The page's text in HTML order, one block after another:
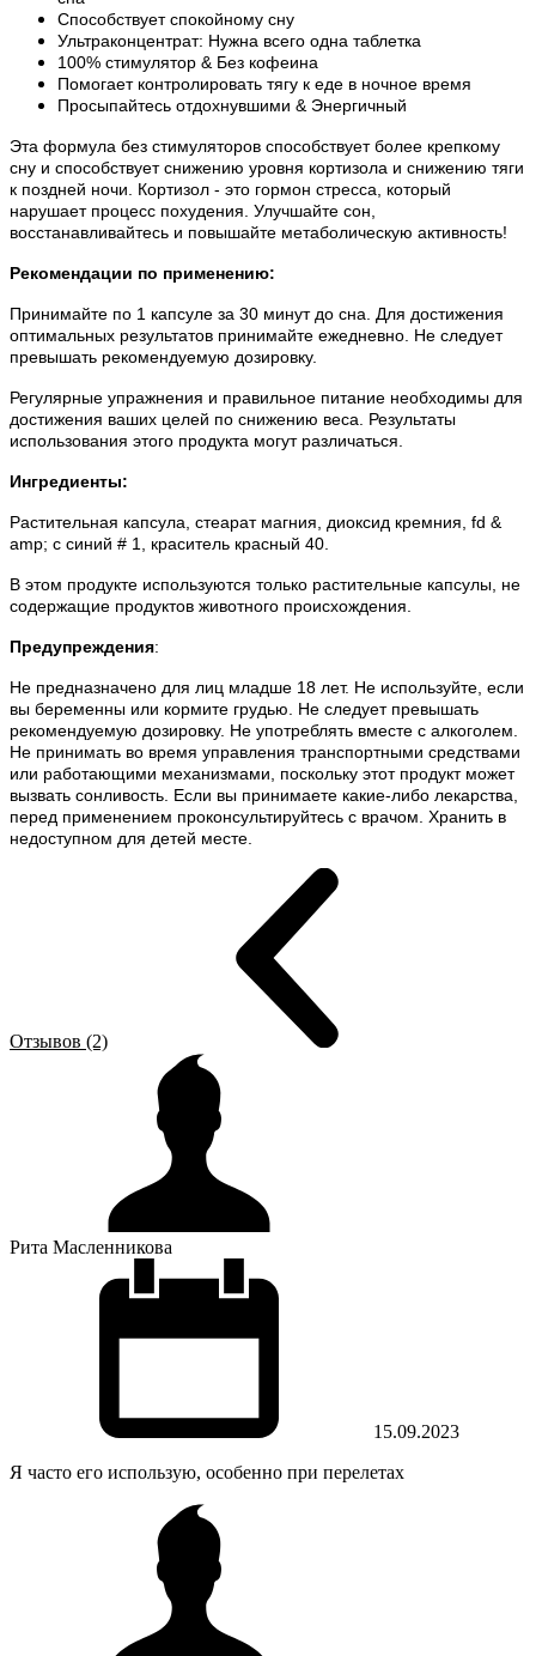
Способствует спокойному сну
Ультраконцентрат: Нужна всего одна таблетка
100% стимулятор & Без кофеина
Помогает контролировать тягу к еде в ночное время
Просыпайтесь отдохнувшими & Энергичный
Эта формула без стимуляторов способствует более крепкому
сну и способствует снижению уровня кортизола и снижению тяги
к поздней ночи. Кортизол - это гормон стресса, который
нарушает процесс похудения. Улучшайте сон,
восстанавливайтесь и повышайте метаболическую активность!
Рекомендации по применению:
Принимайте по 1 капсуле за 30 минут до сна. Для достижения
оптимальных результатов принимайте ежедневно. Не следует
превышать рекомендуемую дозировку.
Регулярные упражнения и правильное питание необходимы для
достижения ваших целей по снижению веса. Результаты
использования этого продукта могут различаться.
Ингредиенты:
Растительная капсула, стеарат магния, диоксид кремния, fd &
amp; c синий # 1, краситель красный 40.
В этом продукте используются только растительные капсулы, не
содержащие продуктов животного происхождения.
Предупреждения:
Не предназначено для лиц младше 18 лет. Не используйте, если
вы беременны или кормите грудью. Не следует превышать
рекомендуемую дозировку. Не употреблять вместе с алкоголем.
Не принимать во время управления транспортными средствами
или работающими механизмами, поскольку этот продукт может
вызвать сонливость. Если вы принимаете какие-либо лекарства,
перед применением проконсультируйтесь с врачом. Хранить в
недоступном для детей месте.
Отзывов (2)
Рита Масленникова
15.09.2023
Я часто его использую, особенно при перелетах